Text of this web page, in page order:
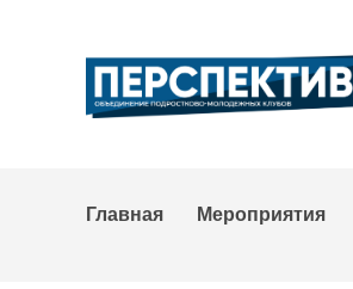
Главная Мероприятия